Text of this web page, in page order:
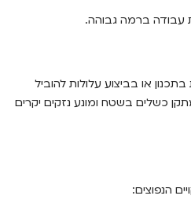
עבודה ברמה גבוהה.
או בביצוע עלולות להוביל
כשלים בשטח ומונע נזקים יקרים
הנפוצים: